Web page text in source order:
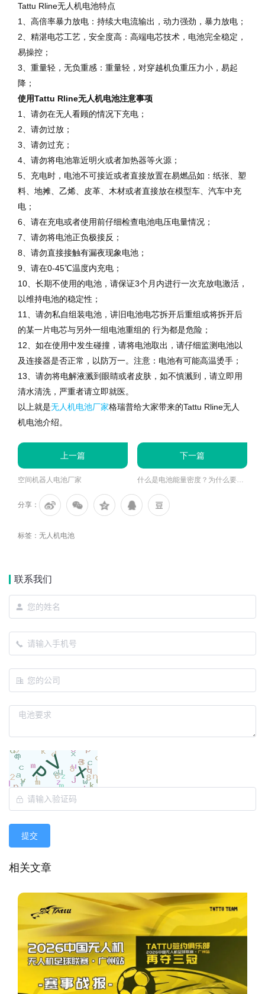
Tattu Rline无人机电池特点
1、高倍率暴力放电：持续大电流输出，动力强劲，暴力放电；
2、精湛电芯工艺，安全度高：高端电芯技术，电池完全稳定，
易操控；
3、重量轻，无负重感：重量轻，对穿越机负重压力小，易起
降；
使用Tattu Rline无人机电池注意事项
1、请勿在无人看顾的情况下充电；
2、请勿过放；
3、请勿过充；
4、请勿将电池靠近明火或者加热器等火源；
5、充电时，电池不可接近或者直接放置在易燃品如：纸张、塑
料、地摊、乙烯、皮革、木材或者直接放在模型车、汽车中充
电；
6、请在充电或者使用前仔细检查电池电压电量情况；
7、请勿将电池正负极接反；
8、请勿直接接触有漏夜现象电池；
9、请在0-45℃温度内充电；
10、长期不使用的电池，请保证3个月内进行一次充放电激活，
以维持电池的稳定性；
11、请勿私自组装电池，讲旧电池电芯拆开后重组或将拆开后
的某一片电芯与另外一组电池重组的 行为都是危险；
12、如在使用中发生碰撞，请将电池取出，请仔细监测电池以
及连接器是否正常，以防万一。注意：电池有可能高温烫手；
13、请勿将电解液溅到眼睛或者皮肤，如不慎溅到，请立即用
清水清洗，严重者请立即就医。
以上就是无人机电池厂家格瑞普给大家带来的Tattu Rline无人
机电池介绍。
上一篇
空间机器人电池厂家
下一篇
分享：
标签： 无人机电池
联系我们
提交
相关文章